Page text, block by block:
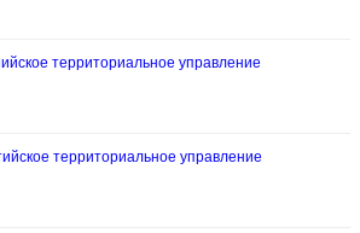
территориальное управление
территориальное управление